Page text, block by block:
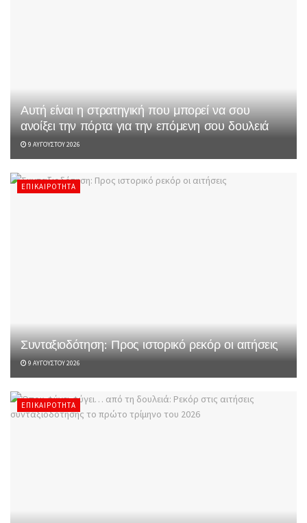
Αυτή είναι η στρατηγική που μπορεί να σου
ανοίξει την πόρτα για την επόμενη σου δουλειά
9 ΑΥΓΟΎΣΤΟΥ 2026
ΕΠΙΚΑΙΡΌΤΗΤΑ
Συνταξιοδότηση: Προς ιστορικό ρεκόρ οι αιτήσεις
9 ΑΥΓΟΎΣΤΟΥ 2026
ΕΠΙΚΑΙΡΌΤΗΤΑ